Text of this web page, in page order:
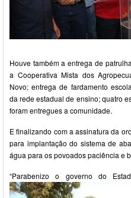
Houve também a entrega de
a Cooperativa Mista dos
Novo; entrega de fardamento
da rede estadual de ensino; quatro
foram entregues a comunidade.
E finalizando com a assinatura da
para implantação do sistema de
água para os povoados paciência e
“Parabenizo o governo do